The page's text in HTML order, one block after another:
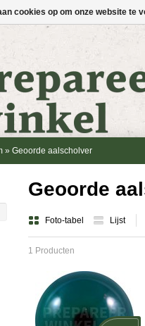
» Geoorde aalscholver
Geoorde
Foto-tabel Lijst
1 Producten
cookies op om onze website te